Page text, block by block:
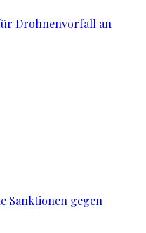
Drohnenvorfall an
Sanktionen gegen